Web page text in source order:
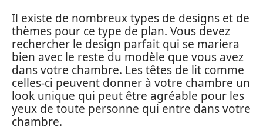
Il existe de nombreux types de designs et de
thèmes pour ce type de plan. Vous devez
rechercher le design parfait qui se mariera
bien avec le reste du modèle que vous avez
dans votre chambre. Les têtes de lit comme
celles-ci peuvent donner à votre chambre un
look unique qui peut être agréable pour les
yeux de toute personne qui entre dans votre
chambre.